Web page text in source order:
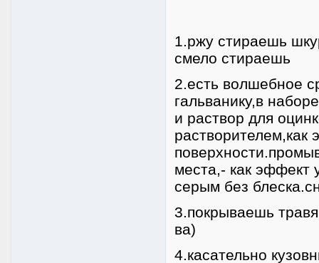
1.ржу стираешь
смело стираешь
2.есть волшебное
гальванику,в
и раствор для
места,- как эффект
серым без
3.покрываешь
ва)
4.касательно